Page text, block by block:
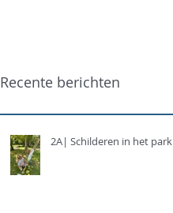
Recente berichten
2A| Schilderen in het park